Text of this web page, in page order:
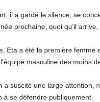
il a gardé le silence, se
prochaine, quoi qu’il
Eta a été la première
masculine des moins
a suscité une large attention,
à se défendre publiquement.